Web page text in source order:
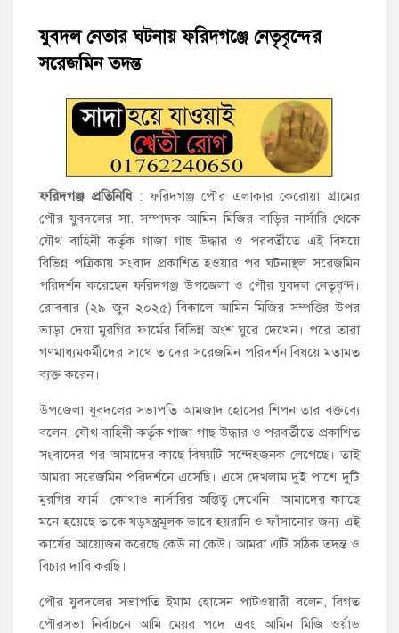
হাজীগঞ্জ পৌরসভার মেয়র প্রার্থী অ্যাড. টিটু টোরাগড় পূর্বপাড়া জামে
হাজীগঞ্জে শিক্ষার্থীদের লেখাপড়ার মানোন্নয়নে ও উপস্থিতি নিশ্চিতকরণে
হাজীগঞ্জে অস্বাস্থ্যকর পরিবেশে খাবার প্রস্তুত: ২ হোটেলকে ৪৫ হাজার
টাকা জরিমানা
হাজীগঞ্জে ৬ বছরের শিশুকে ধর্ষণের অভিযোগে কেয়ারটেকার আটক
হাজীগঞ্জের রাজারগাঁও উবিতে জুলাই গণঅভ্যুত্থান দিবস পালন
যুবদল নেতার ঘটনায় ফরিদগঞ্জে নেতৃবৃন্দের
সরেজমিন তদন্ত
ফরিদগঞ্জ প্রতিনিধি: ফরিদগঞ্জ পৌর এলাকার কেরোয়া গ্রামের
পৌর যুবদলের সা. সম্পাদক আমিন মিজির বাড়ির নার্সারি থেকে
যৌথ বাহিনী কর্তৃক গাজা গাছ উদ্ধার ও পরবর্তীতে এই বিষয়ে
বিভিন্ন পত্রিকায় সংবাদ প্রকাশিত হওয়ার পর ঘটনাস্থল সরেজমিন
পরিদর্শন করেছেন ফরিদগঞ্জ উপজেলা ও পৌর যুবদল নেতৃবৃন্দ।
রোববার (২৯ জুন ২০২৫) বিকালে আমিন মিজির সম্পত্তির উপর
ভাড়া দেয়া মুরগির ফার্মের বিভিন্ন অংশ ঘুরে দেখেন। পরে তারা
গণমাধ্যমকর্মীদের সাথে তাদের সরেজমিন পরিদর্শন বিষয়ে মতামত
ব্যক্ত করেন।
উপজেলা যুবদলের সভাপতি আমজাদ হোসের শিপন তার বক্তব্যে
বলেন, যৌথ বাহিনী কর্তৃক গাজা গাছ উদ্ধার ও পরবর্তীতে প্রকাশিত
সংবাদের পর আমাদের কাছে বিষয়টি সন্দেহজনক লেগেছে। তাই
আমরা সরেজমিন পরিদর্শনে এসেছি। এসে দেখলাম দুই পাশে দুটি
মুরগির ফার্ম। কোথাও নার্সারির অস্তিত্ব দেখেনি। আমাদের কাাছে
মনে হয়েছে তাকে ষড়যন্ত্রমূলক ভাবে হয়রানি ও ফাঁসানোর জন্য এই
কার্যের আয়োজন করেছে কেউ না কেউ। আমরা এটি সঠিক তদন্ত ও
বিচার দাবি করছি।
পৌর যুবদলের সভাপতি ইমাম হোসেন পাটওয়ারী বলেন, বিগত
পৌরসভা নির্বাচনে আমি মেয়র পদে এবং আমিন মিজি ওর্য়াড